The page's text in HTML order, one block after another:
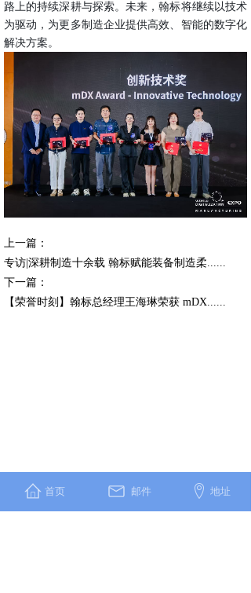
路上的持续深耕与探索。未来，翰标将继续以技术
为驱动，为更多制造企业提供高效、智能的数字化
解决方案。
上一篇：
专访|深耕制造十余载 翰标赋能装备制造柔......
下一篇：
【荣誉时刻】翰标总经理王海琳荣获 mDX......
首页 邮件 地址